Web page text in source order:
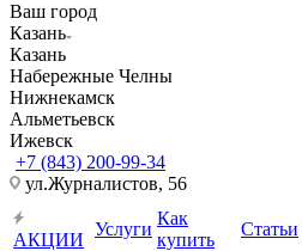
Ваш город
Казань
Казань
Набережные Челны
Нижнекамск
Альметьевск
Ижевск
+7 (843) 200-99-34
ул.Журналистов, 56
АКЦИИ
Услуги
Как
купить
Статьи